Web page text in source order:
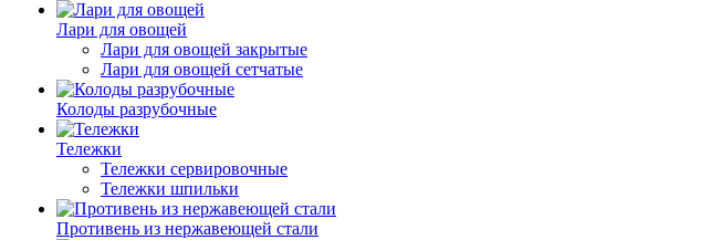
Лари для овощей
Лари для овощей закрытые
Лари для овощей сетчатые
Колоды разрубочные
Тележки
Тележки сервировочные
Тележки шпильки
Противень из нержавеющей стали